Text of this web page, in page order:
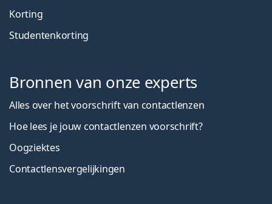
Korting
Studentenkorting
Bronnen van onze experts
Alles over het voorschrift van contactlenzen
Hoe lees je jouw contactlenzen voorschrift?
Oogziektes
Contactlensvergelijkingen